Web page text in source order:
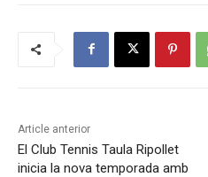
Article anterior
El Club Tennis Taula Ripollet
inicia la nova temporada amb